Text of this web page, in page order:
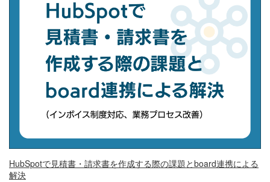
HubSpotで見積書・請求書を作成する際の課題とboard連携による
解決